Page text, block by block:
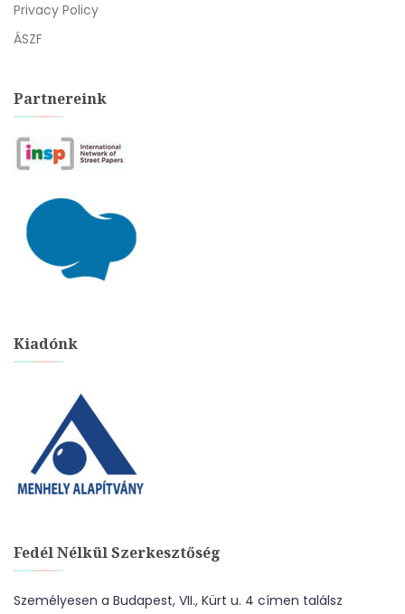
Privacy Policy
ÁSZF
Partnereink
Kiadónk
Fedél Nélkül Szerkesztőség
Személyesen a Budapest, VII., Kürt u. 4 címen találsz